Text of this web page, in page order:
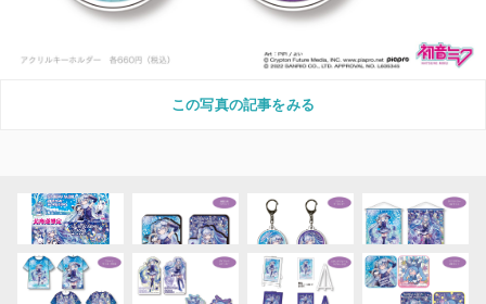
この写真の記事をみる